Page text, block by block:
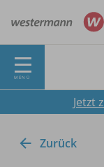
MENÜ
Jetzt
Zurück